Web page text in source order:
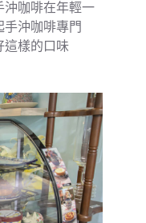
沖咖啡在年輕一
沖咖啡專門
這樣的口味